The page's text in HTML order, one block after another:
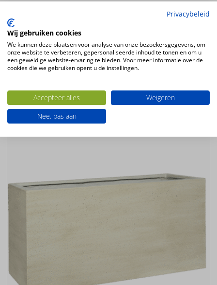
46cm
34cm
Kleur
beige
Privacybeleid
Wij gebruiken cookies
We kunnen deze plaatsen voor analyse van onze bezoekersgegevens, om
onze website te verbeteren, gepersonaliseerde inhoud te tonen en om u
een geweldige website-ervaring te bieden. Voor meer informatie over de
cookies die we gebruiken opent u de instellingen.
Accepteer alles
Weigeren
Nee, pas aan